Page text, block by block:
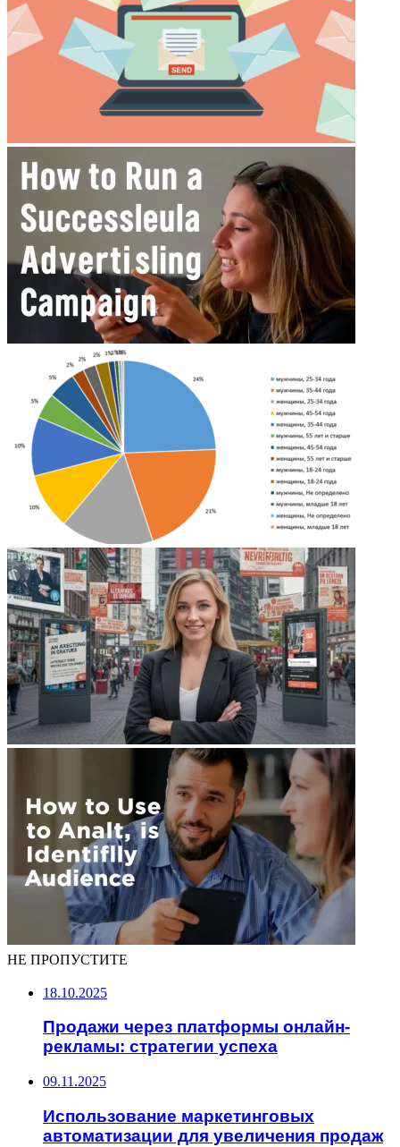
НЕ ПРОПУСТИТЕ
18.10.2025
Продажи через платформы онлайн-
рекламы: стратегии успеха
09.11.2025
Использование маркетинговых
автоматизации для увеличения продаж